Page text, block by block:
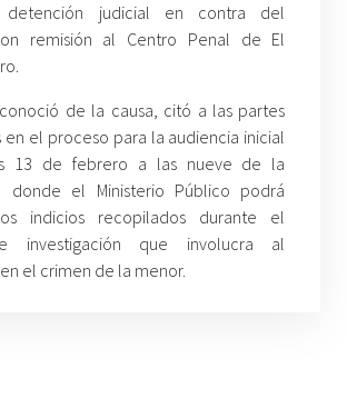
judicial en contra del
remisión al Centro Penal de El
de la causa, citó a las partes
en el proceso para la audiencia inicial
13 de febrero a las nueve de la
donde el Ministerio Público podrá
indicios recopilados durante el
investigación que involucra al
el crimen de la menor.